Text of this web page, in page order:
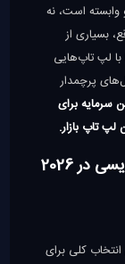
وابسته است، نه
بسیاری از
با لپ تاپ‌هایی
پرچمدار
سرمایه برای
تاپ بازار.
در 2026
انتخاب کلی برای